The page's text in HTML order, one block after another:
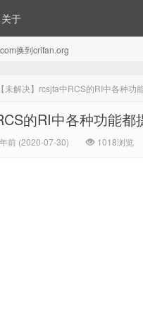
关于
换到crifan.org
【未解决】rcsjta中RCS的RI中各种
的RI中各种功能
前 (2020-07-30) 1018浏览